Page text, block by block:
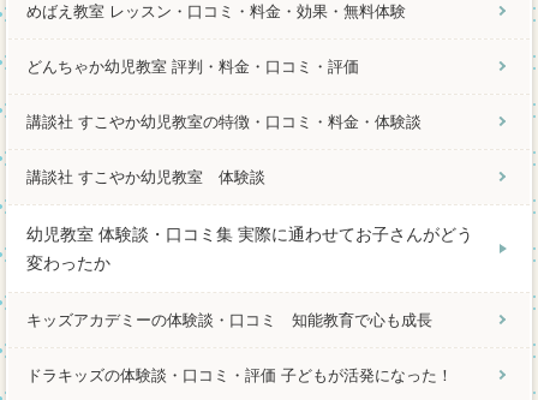
めばえ教室 レッスン・口コミ・料金・効果・無料体験
どんちゃか幼児教室 評判・料金・口コミ・評価
講談社 すこやか幼児教室の特徴・口コミ・料金・体験談
講談社 すこやか幼児教室 体験談
幼児教室 体験談・口コミ集 実際に通わせてお子さんがどう
変わったか
キッズアカデミーの体験談・口コミ 知能教育で心も成長
ドラキッズの体験談・口コミ・評価 子どもが活発になった！